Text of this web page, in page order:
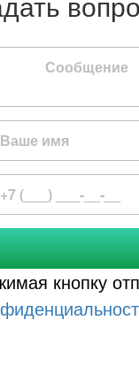
кнопку